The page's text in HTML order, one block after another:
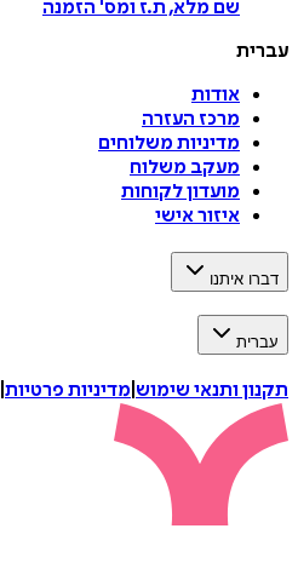
שם מלא, ת.ז ומס' הזמנה
עברית
אודות
מרכז העזרה
מדיניות משלוחים
מעקב משלוח
מועדון לקוחות
איזור אישי
דברו איתנו
עברית
תקנון ותנאי שימוש מדיניות פרטיות